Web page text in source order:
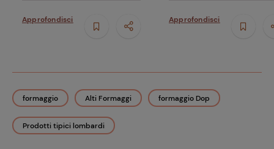
Approfondisci Approfondisci
formaggio Alti Formaggi formaggio Dop
Prodotti tipici lombardi